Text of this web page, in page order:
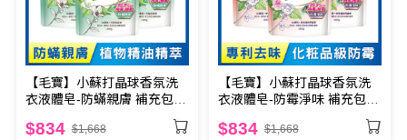
【毛寶】小蘇打晶球香氛洗
衣液體皂-防蟎親膚 補充包
$834 $1,668
【毛寶】小蘇打晶球香氛洗
衣液體皂-防霉淨味 補充包
$834 $1,668